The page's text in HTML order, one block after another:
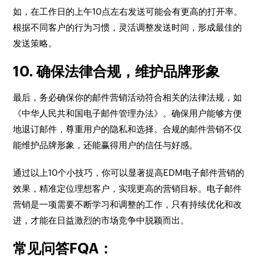
如，在工作日的上午10点左右发送可能会有更高的打开率。
根据不同客户的行为习惯，灵活调整发送时间，形成最佳的
发送策略。
10. 确保法律合规，维护品牌形象
最后，务必确保你的邮件营销活动符合相关的法律法规，如
《中华人民共和国电子邮件管理办法》。确保用户能够方便
地退订邮件，尊重用户的隐私和选择。合规的邮件营销不仅
能维护品牌形象，还能赢得用户的信任与好感。
通过以上10个小技巧，你可以显著提高EDM电子邮件营销的
效果，精准定位理想客户，实现更高的营销目标。电子邮件
营销是一项需要不断学习和调整的工作，只有持续优化和改
进，才能在日益激烈的市场竞争中脱颖而出。
常见问答FQA：